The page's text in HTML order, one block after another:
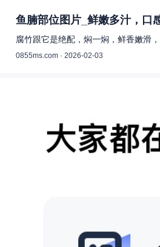
鱼腩部位图片_鲜嫩多汁，口
腐竹跟它是绝配，焖一焖，鲜香嫩滑
0855ms.com · 2026-02-03